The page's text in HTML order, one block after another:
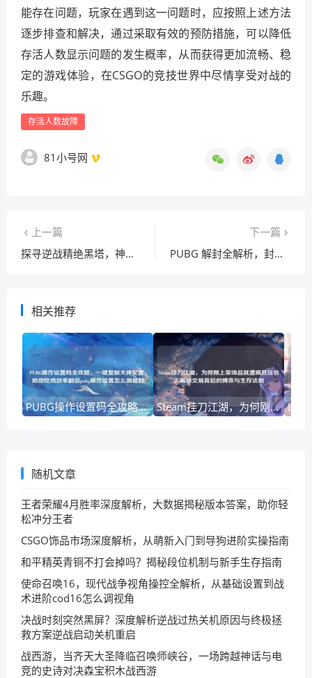
能存在问题，玩家在遇到这一问题时，应按照上述方法
逐步排查和解决，通过采取有效的预防措施，可以降低
存活人数显示问题的发生概率，从而获得更加流畅、稳
定的游戏体验，在CSGO的竞技世界中尽情享受对战的
乐趣。
存活人数故障
81小号网
上一篇
探寻逆战精绝黑塔，神秘遗迹位置与未知之旅
下一篇
PUBG 解封全解析，封禁原因与解封方法及流程
相关推荐
PUBG操作设置码全攻略，一键复制大神配置，助你吃鸡效率翻倍pubg操作设置怎么调最好 Steam挂刀江湖，为何刚上架饰品就遭疯狂压价？揭秘交易背后的博弈与生存法则
随机文章
王者荣耀4月胜率深度解析，大数据揭秘版本答案，助你轻
松冲分王者
CSGO饰品市场深度解析，从萌新入门到导狗进阶实操指南
和平精英青铜不打会掉吗？揭秘段位机制与新手生存指南
使命召唤16，现代战争视角操控全解析，从基础设置到战
术进阶cod16怎么调视角
决战时刻突然黑屏？深度解析逆战过热关机原因与终极拯
救方案逆战启动关机重启
战西游，当齐天大圣降临召唤师峡谷，一场跨越神话与电
竞的史诗对决森宝积木战西游